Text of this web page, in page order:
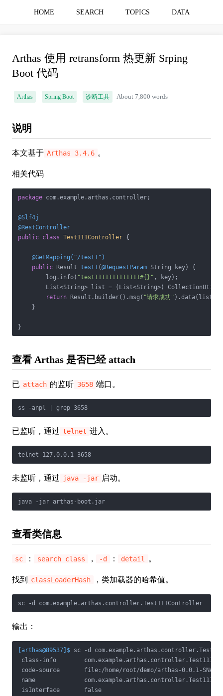
HOME SEARCH TOPICS DATA
Arthas 使用 retransform 热更新 Srping
Boot 代码
Arthas Spring Boot 诊断工具 About 7,800 words
说明
本文基于 Arthas 3.4.6 。
相关代码
package com.example.arthas.controller;
@Slf4j
@RestController
public class Test111Controller {
@GetMapping("/test1")
public Result test1(@RequestParam String key)
{
        log.info(
"test1111111111111#{}" , key);
List<String> list = (List<String>)
return Result.builder().msg( "请求成功"
    }
}
查看 Arthas 是否已经 attach
已 attach 的监听 3658 端口。
ss -anpl | grep 3658
已监听，通过 telnet 进入。
telnet 127.0.0.1 3658
未监听，通过 java -jar 启动。
java -jar arthas-boot.jar
查看类信息
sc ： search class ， -d ： detail 。
找到 classLoaderHash ，类加载器的哈希值。
sc -d com.example.arthas.controller.Test111Controller
输出：
[arthas@89537]$ sc -d
class-info
code-source       file:/
name